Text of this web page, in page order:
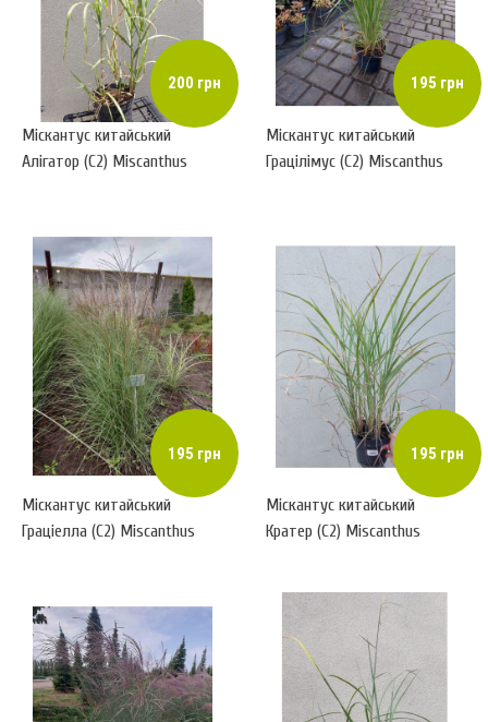
200 грн
Міскантус китайський
Алігатор (С2) Miscanthus
195 грн
Міскантус китайський
Грацілімус (С2) Miscanthus
195 грн
Міскантус китайський
Граціелла (С2) Miscanthus
195 грн
Міскантус китайський
Кратер (С2) Miscanthus